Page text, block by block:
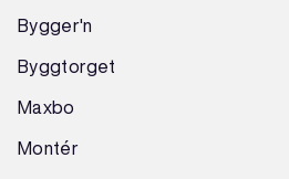
Bygger'n
Byggtorget
Maxbo
Montér